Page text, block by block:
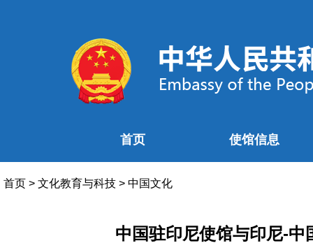
首页 使馆信息
首页 > 文化教育与科技 > 中国文化
中国驻印尼使馆与印尼-